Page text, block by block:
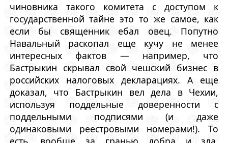
чиновника такого комитета с доступом к
государственной тайне это то же самое, как
если бы священник ебал овец. Попутно
Навальный раскопал еще кучу не менее
интересных фактов — например, что
Бастрыкин скрывал свой чешский бизнес в
российских налоговых декларациях. А еще
доказал, что Бастрыкин вел дела в Чехии,
используя поддельные доверенности с
поддельными подписями (и даже
одинаковыми реестровыми номерами!). То